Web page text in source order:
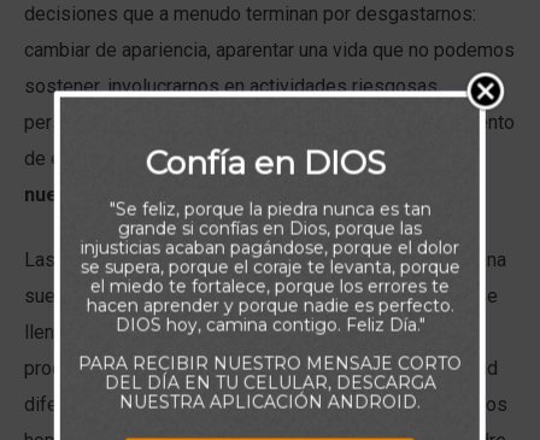
decisiones que a menudo terminan por desgastarnos:
cambiar de apariencia, aparentar una vida que no podemos
sostener, involucrarnos en actividades riesgosas,
perseguir reconocimiento o estatus social. En este intento
de encajar o destacar, se pierde de vista algo esencial:
nuestra identidad en Dios
Las personas que viven preocupadas por la opinión ajena
suelen compararse constantemente, trabajan de más, se
llenan de compromisos, y miden su valor por lo que
producen o aparentan. Pero Dios nos ofrece una libertad
diferente: la de vivir buscando Su aprobación, no la de los
Confía en DIOS
"Se feliz, porque la piedra nunca es tan
grande si confías en Dios, porque las
injusticias acaban pagándose, porque el dolor
se supera, porque el coraje te levanta, porque
el miedo te fortalece, porque los errores te
hacen aprender y porque nadie es perfecto.
DIOS hoy, camina contigo. Feliz Día."
PARA RECIBIR NUESTRO MENSAJE CORTO
DEL DÍA EN TU CELULAR, DESCARGA
NUESTRA APLICACIÓN ANDROID.